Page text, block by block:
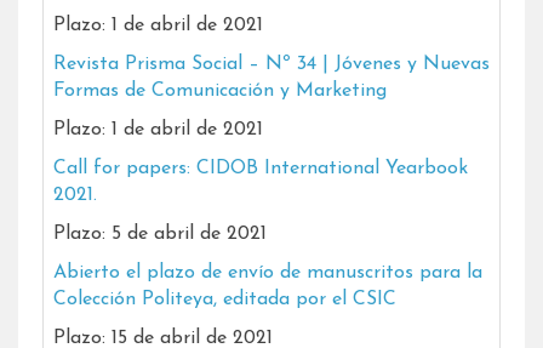
Plazo: 1 de abril de 2021
Revista Prisma Social – Nº 34 | Jóvenes y Nuevas
Formas de Comunicación y Marketing
Plazo: 1 de abril de 2021
Call for papers: CIDOB International Yearbook
2021.
Plazo: 5 de abril de 2021
Abierto el plazo de envío de manuscritos para la
Colección Politeya, editada por el CSIC
Plazo: 15 de abril de 2021